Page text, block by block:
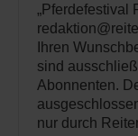
„Pferdefestival
Ihren
sind
Abonnenten.
nur durch